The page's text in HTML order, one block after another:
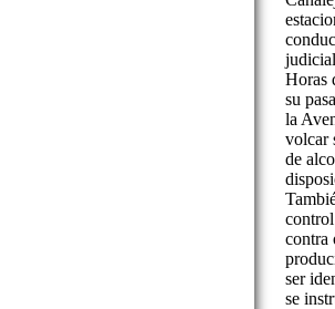
Horas
su
la
volcar
de
contra
ser
se